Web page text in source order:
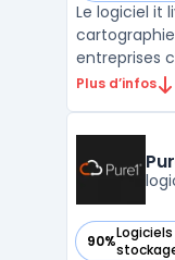
Le logiciel it
entreprises
utilisateurs
Plus d’infos
90%
— voir